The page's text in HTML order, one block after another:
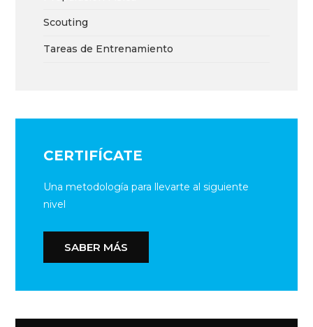
Scouting
Tareas de Entrenamiento
CERTIFÍCATE
Una metodología para llevarte al siguiente
nivel
SABER MÁS